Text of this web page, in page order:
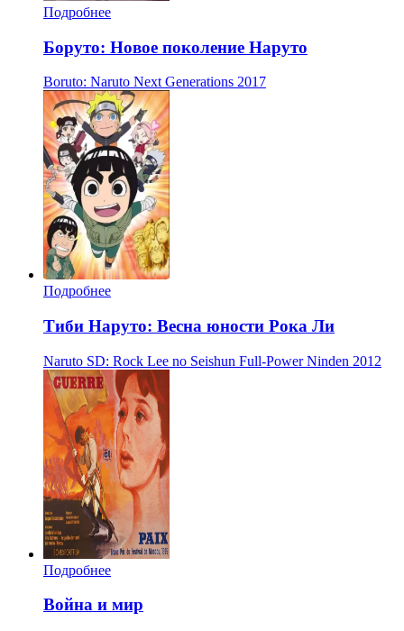
Подробнее
Боруто: Новое поколение Наруто
Boruto: Naruto Next Generations 2017
Подробнее
Тиби Наруто: Весна юности Рока Ли
Naruto SD: Rock Lee no Seishun Full-Power Ninden 2012
Подробнее
Война и мир